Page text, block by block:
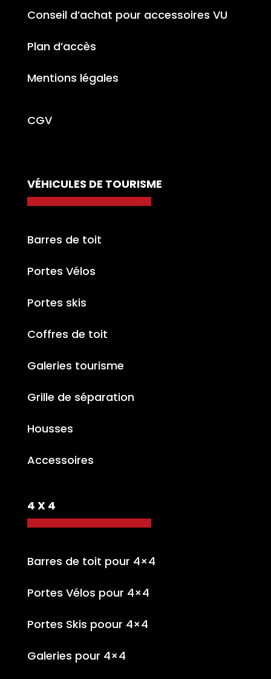
Conseil d’achat pour accessoires VU
Plan d’accès
Mentions légales
CGV
VÉHICULES DE TOURISME
Barres de toit
Portes Vélos
Portes skis
Coffres de toit
Galeries tourisme
Grille de séparation
Housses
Accessoires
4 X 4
Barres de toit pour 4×4
Portes Vélos pour 4×4
Portes Skis poour 4×4
Galeries pour 4×4